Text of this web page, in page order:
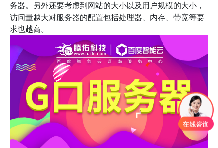
务器。另外还要考虑到网站的大小以及用户规模的大小，
访问量越大对服务器的配置包括处理器、内存、带宽等要
求也越高。